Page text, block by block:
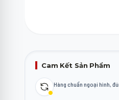
Cam Kết Sản Phẩm
Hàng chuẩn ngoại hình,